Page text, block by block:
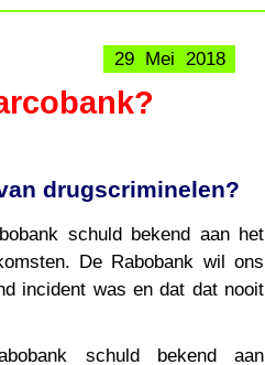
29 Mei 2018
drugscriminelen?
schuld bekend aan het
De Rabobank wil ons
incident was en dat dat nooit
schuld bekend aan